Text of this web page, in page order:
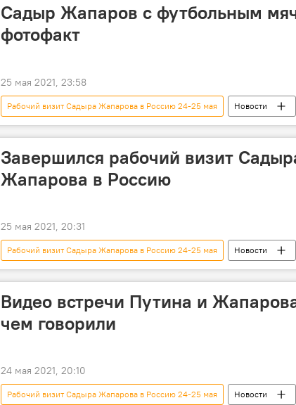
Смертельно опасным иссык-кульским корнем хотят лечить COVID в КР
Садыр Жапаров с футбольным
фотофакт
25 мая 2021, 23:58
Рабочий визит Садыра Жапарова в Россию 24-25 мая Новости
Общество
Садыр Жапаров Сочи стадион
Завершился рабочий визит
Жапарова в Россию
25 мая 2021, 20:31
Рабочий визит Садыра Жапарова в Россию 24-25 мая Новости
Политика
Садыр Жапаров Владимир Путин
Видео встречи Путина и
чем говорили
24 мая 2021, 20:10
Рабочий визит Садыра Жапарова в Россию 24-25 мая Новости